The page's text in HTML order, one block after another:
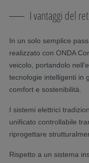
I vantaggi del
In un solo semplice
realizzato con ONDA
veicolo, portandolo
tecnologie intelligenti in
comfort e sostenibilità.
I sistemi elettrici
unificato controllabile
riprogettare
Rispetto a un sistema